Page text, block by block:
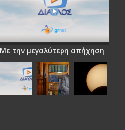
Με την μεγαλύτερη απήχηση